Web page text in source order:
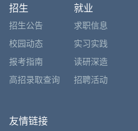
招生
招生公告
校园动态
报考指南
高招录取查询
就业
求职信息
实习实践
读研深造
招聘活动
友情链接